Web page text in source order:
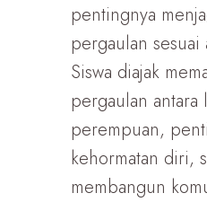
pentingnya
pergaulan sesuai
Siswa diajak
pergaulan antara
perempuan,
kehormatan diri,
membangun